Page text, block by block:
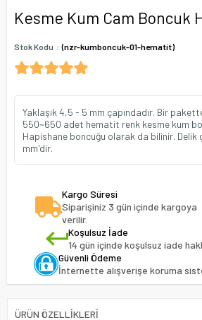
Kesme Kum Cam Boncuk
Stok Kodu (nzr-kumboncuk-01-hematit)
Yaklaşık 4,5 - 5 mm çapındadır. Bir
550~650 adet hematit renk kesme kum
Hapishane boncuğu olarak da bilinir. Delik
mm'dir.
Kargo Süresi
Siparişiniz 3 gün içinde kargoya
verilir.
Koşulsuz İade
14 gün içinde koşulsuz iade
Güvenli Ödeme
İnternette alışverişe koruma
ÜRÜN ÖZELLIKLERI